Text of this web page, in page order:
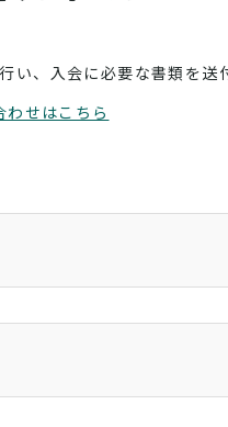
、入会に必要な書類を送
わせはこちら